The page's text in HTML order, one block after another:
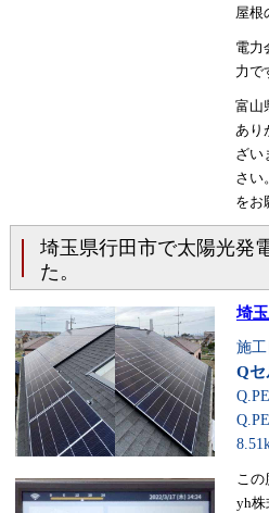
屋根
電力
力で
富山
あり
ざい
さい
をお
埼玉県行田市で太陽光発
た。
埼
施工
Qセ
この
yh株